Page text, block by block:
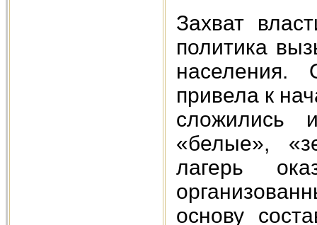
Захват
политика
населения.
привела к
сложились
«белые»,
лагерь
основу